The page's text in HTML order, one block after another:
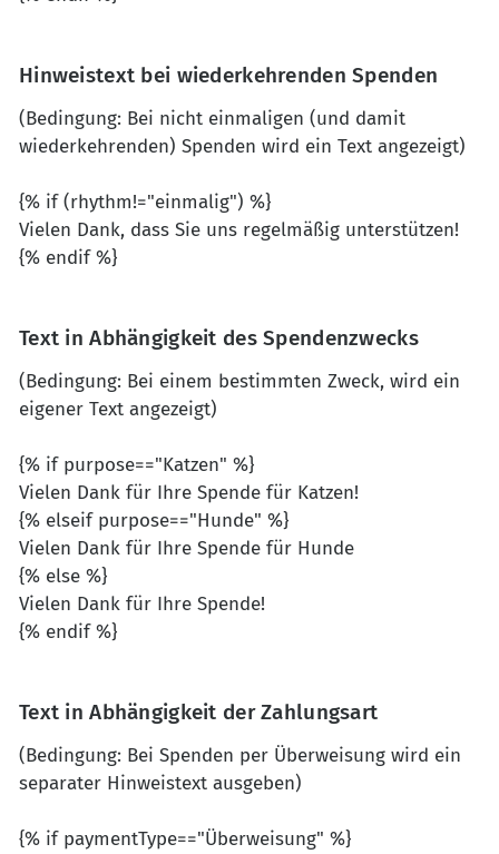
Hinweistext bei wiederkehrenden Spenden
(Bedingung: Bei nicht einmaligen (und damit
wiederkehrenden) Spenden wird ein Text angezeigt)
{% if (rhythm!="einmalig") %}
Vielen Dank, dass Sie uns regelmäßig unterstützen!
{% endif %}
Text in Abhängigkeit des Spendenzwecks
(Bedingung: Bei einem bestimmten Zweck, wird ein
eigener Text angezeigt)
{% if purpose=="Katzen" %}
Vielen Dank für Ihre Spende für Katzen!
{% elseif purpose=="Hunde" %}
Vielen Dank für Ihre Spende für Hunde
{% else %}
Vielen Dank für Ihre Spende!
{% endif %}
Text in Abhängigkeit der Zahlungsart
(Bedingung: Bei Spenden per Überweisung wird ein
separater Hinweistext ausgeben)
{% if paymentType=="Überweisung" %}